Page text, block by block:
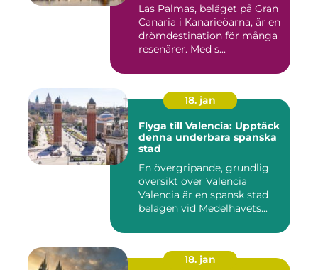
Las Palmas, beläget på Gran
Canaria i Kanarieöarna, är en
drömdestination för många
resenärer. Med s...
18. jan
Flyga till Valencia: Upptäck
denna underbara spanska
stad
En övergripande, grundlig
översikt över Valencia
Valencia är en spansk stad
belägen vid Medelhavets...
18. jan